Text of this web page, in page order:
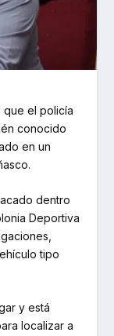
que el policía
conocido
en un
dentro
Deportiva
tipo
y está
localizar a